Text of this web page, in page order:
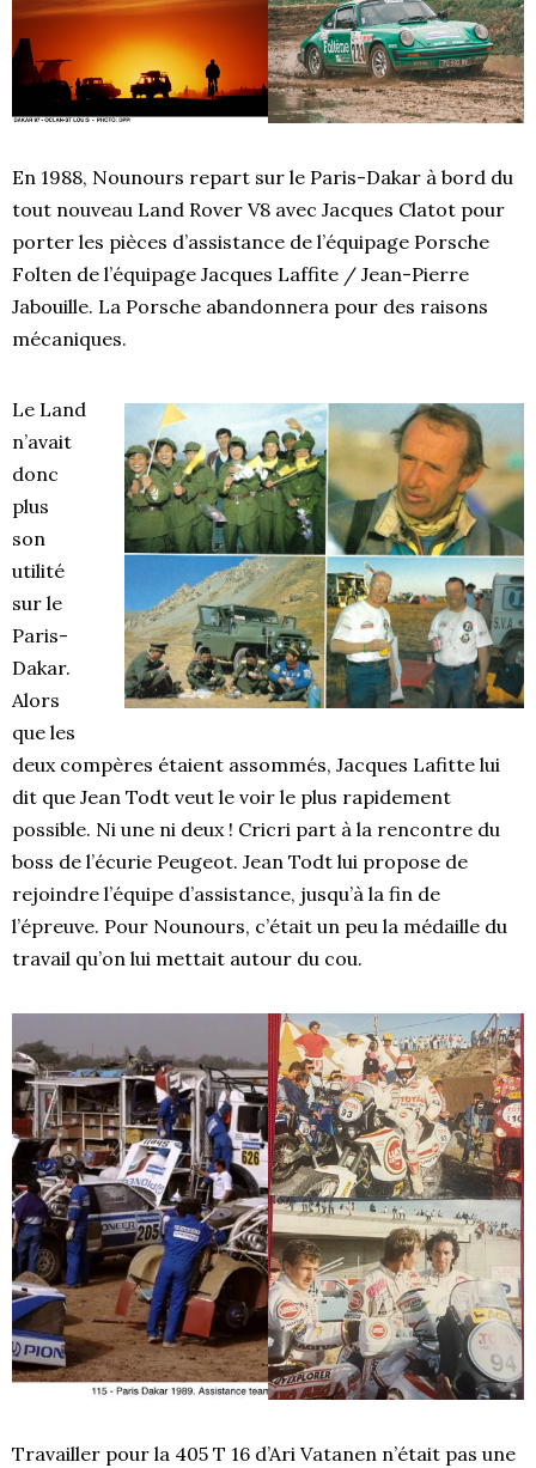
En 1988, Nounours repart sur le Paris-Dakar à bord du
tout nouveau Land Rover V8 avec Jacques Clatot pour
porter les pièces d’assistance de l’équipage Porsche
Folten de l’équipage Jacques Laffite / Jean-Pierre
Jabouille. La Porsche abandonnera pour des raisons
mécaniques.
Le Land
n’avait
donc
plus
son
utilité
sur le
Paris-
Dakar.
Alors
que les
deux compères étaient assommés, Jacques Lafitte lui
dit que Jean Todt veut le voir le plus rapidement
possible. Ni une ni deux ! Cricri part à la rencontre du
boss de l’écurie Peugeot. Jean Todt lui propose de
rejoindre l’équipe d’assistance, jusqu’à la fin de
l’épreuve. Pour Nounours, c’était un peu la médaille du
travail qu’on lui mettait autour du cou.
Travailler pour la 405 T 16 d’Ari Vatanen n’était pas une